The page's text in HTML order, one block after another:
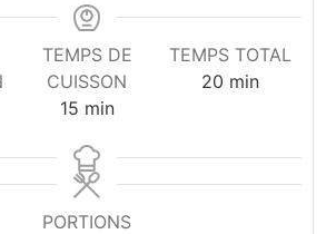
TEMPS DE
CUISSON
15minutes
min
TEMPS TOTAL
20minutes
min
PORTIONS